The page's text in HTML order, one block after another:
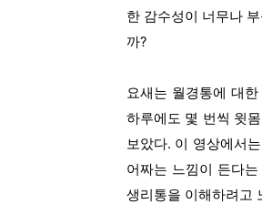
한 감수성이 너무나
까?
요새는 월경통에 대
하루에도 몇 번씩 윗
보았다. 이 영상에서
어짜는 느낌이 든다
생리통을 이해하려고